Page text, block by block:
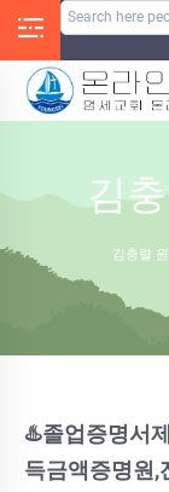
김
김충렬
♨️졸업증명서
득금액증명원,